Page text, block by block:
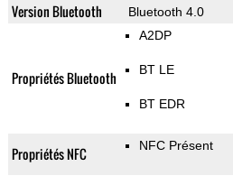
Version Bluetooth Bluetooth 4.0
Propriétés Bluetooth
A2DP
BT LE
BT EDR
Propriétés NFC NFC Présent